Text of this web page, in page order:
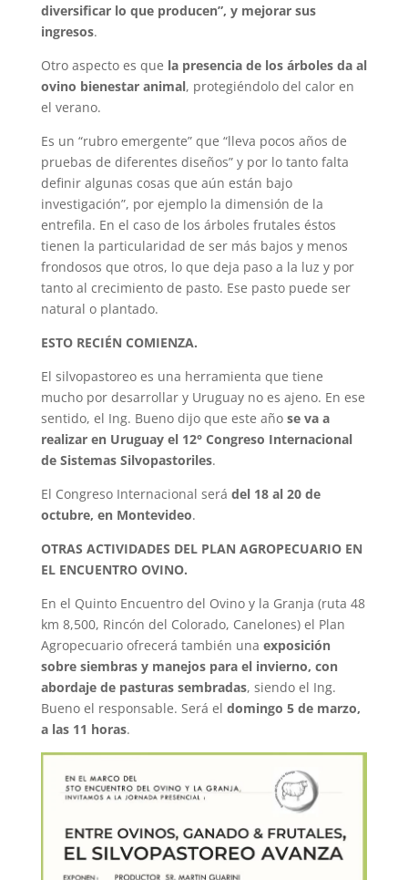
diversificar lo que producen”, y mejorar sus
ingresos.
Otro aspecto es que la presencia de los árboles da al
ovino bienestar animal, protegiéndolo del calor en
el verano.
Es un “rubro emergente” que “lleva pocos años de
pruebas de diferentes diseños” y por lo tanto falta
definir algunas cosas que aún están bajo
investigación”, por ejemplo la dimensión de la
entrefila. En el caso de los árboles frutales éstos
tienen la particularidad de ser más bajos y menos
frondosos que otros, lo que deja paso a la luz y por
tanto al crecimiento de pasto. Ese pasto puede ser
natural o plantado.
ESTO RECIÉN COMIENZA.
El silvopastoreo es una herramienta que tiene
mucho por desarrollar y Uruguay no es ajeno. En ese
sentido, el Ing. Bueno dijo que este año se va a
realizar en Uruguay el 12° Congreso Internacional
de Sistemas Silvopastoriles.
El Congreso Internacional será del 18 al 20 de
octubre, en Montevideo.
OTRAS ACTIVIDADES DEL PLAN AGROPECUARIO EN
EL ENCUENTRO OVINO.
En el Quinto Encuentro del Ovino y la Granja (ruta 48
km 8,500, Rincón del Colorado, Canelones) el Plan
Agropecuario ofrecerá también una exposición
sobre siembras y manejos para el invierno, con
abordaje de pasturas sembradas, siendo el Ing.
Bueno el responsable. Será el domingo 5 de marzo,
a las 11 horas.